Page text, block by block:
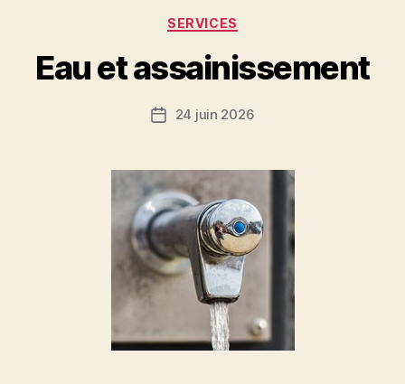
Catégories
SERVICES
Eau et assainissement
Date24 juin 2026